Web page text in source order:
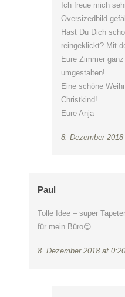
Ich freue mich
Oversizedbild
Hast Du Dich
reingeklickt? Mit
Eure Zimmer
umgestalten!
Eine schöne
Christkind!
Eure Anja
8. Dezember 2018
Paul
Tolle Idee – super
für mein Büro😊
8. Dezember 2018 at 0:20